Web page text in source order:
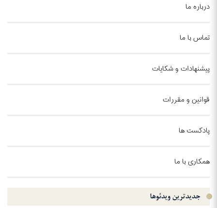
درباره ما
تماس با ما
پیشنهادات و شکایات
قوانین و مقررات
پادکست ها
همکاری با ما
جدیدترین ویدئو‌ها